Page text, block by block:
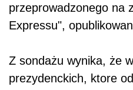
przeprowadzonego na
Expressu",
Z sondażu wynika, że
prezydenckich, ktore